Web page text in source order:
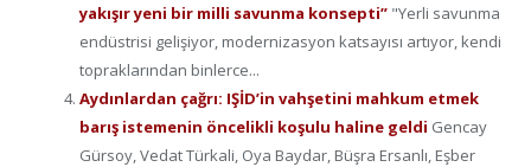
yakışır yeni bir milli savunma konsepti” "Yerli savunma
endüstrisi gelişiyor, modernizasyon katsayısı artıyor, kendi
topraklarından binlerce...
Aydınlardan çağrı: IŞİD’in vahşetini mahkum etmek
barış istemenin öncelikli koşulu haline geldi Gencay
Gürsoy, Vedat Türkali, Oya Baydar, Büşra Ersanlı, Eşber